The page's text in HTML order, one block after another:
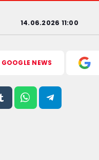
14.06.2026 11:00
NEWS